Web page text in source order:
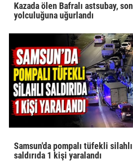
Kazada ölen Bafralı astsubay, son
yolculuğuna uğurlandı
Samsun'da pompalı tüfekli silahlı
saldırıda 1 kişi yaralandı